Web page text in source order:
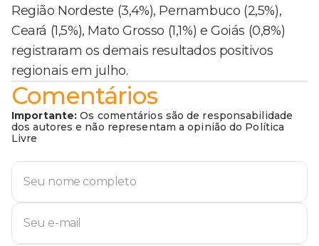
Região Nordeste (3,4%), Pernambuco (2,5%),
Ceará (1,5%), Mato Grosso (1,1%) e Goiás (0,8%)
registraram os demais resultados positivos
regionais em julho.
Comentários
Importante: Os comentários são de responsabilidade
dos autores e não representam a opinião do Política
Livre